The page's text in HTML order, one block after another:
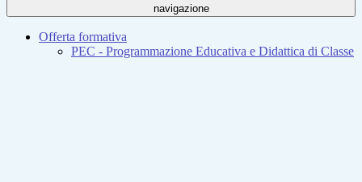
navigazione
Offerta formativa
PEC - Programmazione Educativa e Didattica di Classe